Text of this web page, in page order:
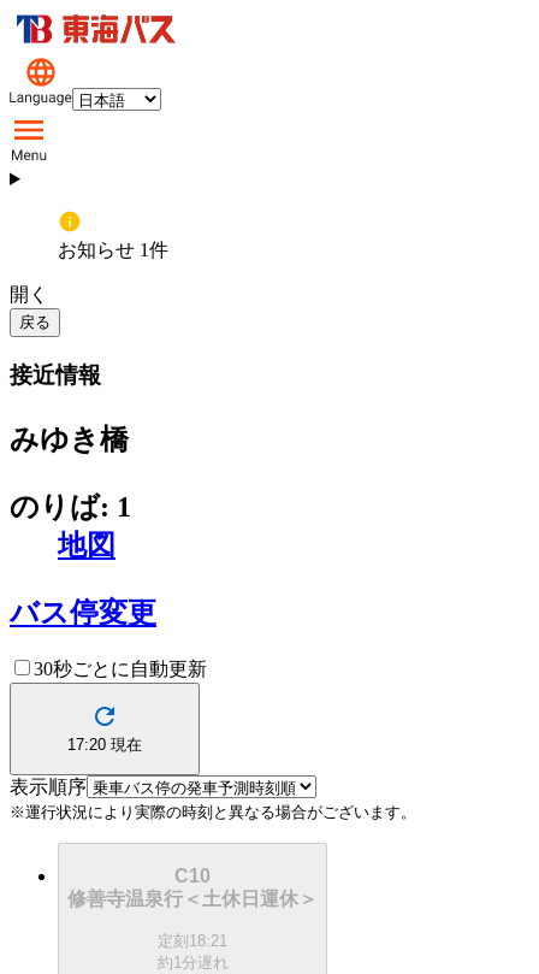
お知らせ 1件
開く
戻る
接近情報
みゆき橋
のりば: 1
地図
バス停変更
30秒ごとに自動更新
17:20 現在
表示順序
※運行状況により実際の時刻と異なる場合がございます。
C10
修善寺温泉行＜土休日運休＞
定刻 18:21
約1分遅れ